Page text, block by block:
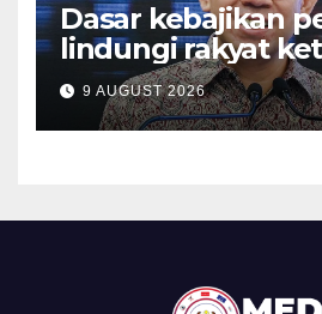
Dasar kebajikan
lindungi rakyat
kesusahan – Sim
9 AUGUST 2026